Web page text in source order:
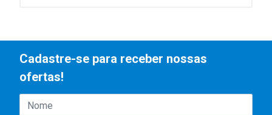
Cadastre-se para receber nossas
ofertas!